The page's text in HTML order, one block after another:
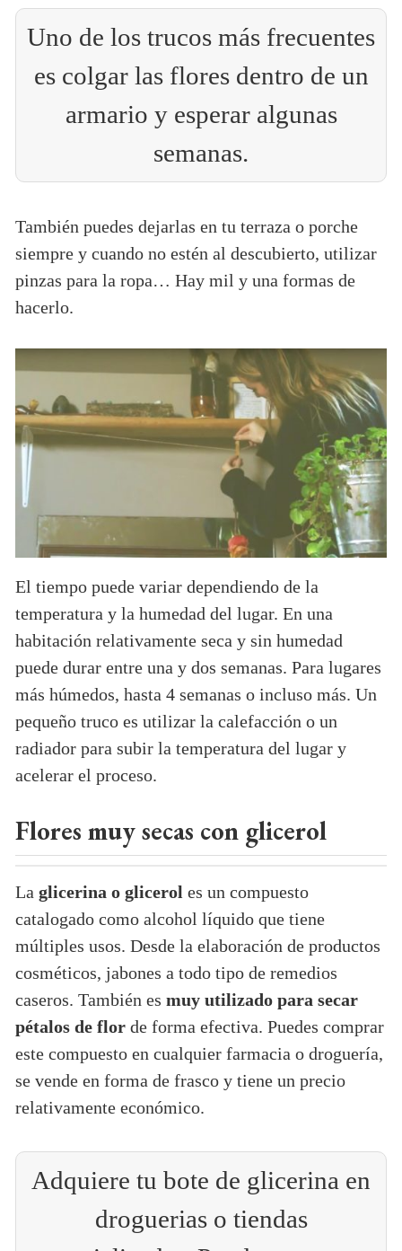
Uno de los trucos más frecuentes
es colgar las flores dentro de un
armario y esperar algunas
semanas.
También puedes dejarlas en tu terraza o porche
siempre y cuando no estén al descubierto, utilizar
pinzas para la ropa… Hay mil y una formas de
hacerlo.
El tiempo puede variar dependiendo de la
temperatura y la humedad del lugar. En una
habitación relativamente seca y sin humedad
puede durar entre una y dos semanas. Para lugares
más húmedos, hasta 4 semanas o incluso más. Un
pequeño truco es utilizar la calefacción o un
radiador para subir la temperatura del lugar y
acelerar el proceso.
Flores muy secas con glicerol
La glicerina o glicerol es un compuesto
catalogado como alcohol líquido que tiene
múltiples usos. Desde la elaboración de productos
cosméticos, jabones a todo tipo de remedios
caseros. También es muy utilizado para secar
pétalos de flor de forma efectiva. Puedes comprar
este compuesto en cualquier farmacia o droguería,
se vende en forma de frasco y tiene un precio
relativamente económico.
Adquiere tu bote de glicerina en
droguerias o tiendas